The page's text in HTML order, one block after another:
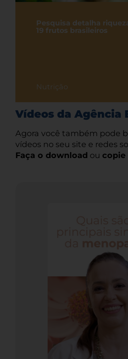
Pesquisa detalha
19 frutos brasileiros
Nutrição
Vídeos da Agência
Agora você também pode
vídeos no seu site e redes
Faça o download ou copie